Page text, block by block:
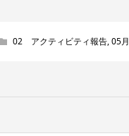
02 アクティビティ報告,05月